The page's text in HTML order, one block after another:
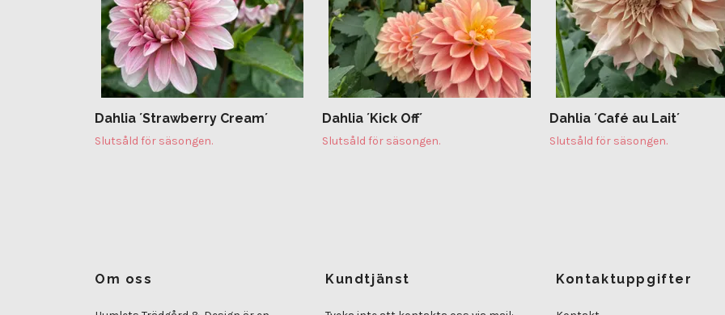
Dahlia ´Strawberry Cream´
Slutsåld för säsongen.
Dahlia ´Kick Off´
Slutsåld för säsongen.
Dahlia ´Café au Lait´
Slutsåld för säsongen.
Om oss Kundtjänst Kontaktuppgifter